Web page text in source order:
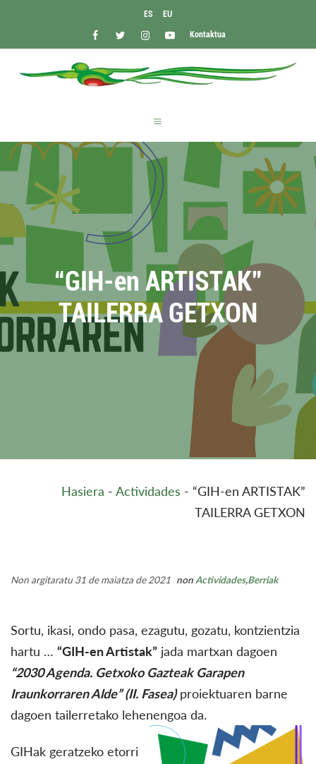
ES EU
Kontaktua
“GIH-en ARTISTAK”
TAILERRA GETXON
Hasiera - Actividades - “GIH-en ARTISTAK”
TAILERRA GETXON
Non argitaratu 31 de maiatza de 2021 nonActividades,Berriak
Sortu, ikasi, ondo pasa, ezagutu, gozatu, kontzientzia
hartu … “GIH-en Artistak” jada martxan dagoen
“2030 Agenda. Getxoko Gazteak Garapen
Iraunkorraren Alde” (II. Fasea)proiektuaren barne
dagoen tailerretako lehenengoa da.
GIHak geratzeko etorri